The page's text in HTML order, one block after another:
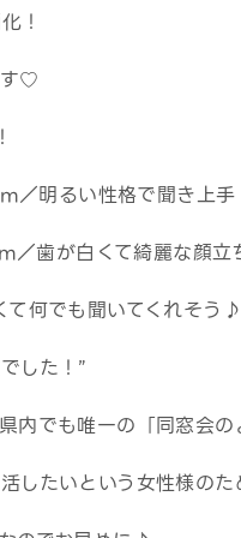
！
す♡
／明るい性格で聞き上手
歯が白くて綺麗な顔立
何でも聞いてくれそう♪
した！”
内でも唯一の「同窓会
したいという女性様のた